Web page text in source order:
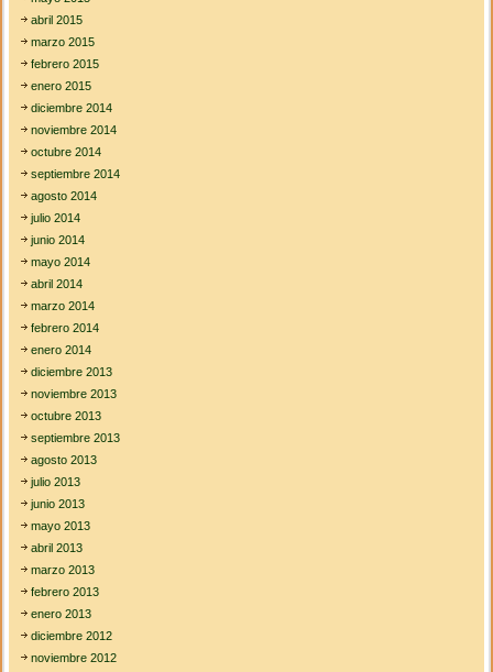
abril 2015
marzo 2015
febrero 2015
enero 2015
diciembre 2014
noviembre 2014
octubre 2014
septiembre 2014
agosto 2014
julio 2014
junio 2014
mayo 2014
abril 2014
marzo 2014
febrero 2014
enero 2014
diciembre 2013
noviembre 2013
octubre 2013
septiembre 2013
agosto 2013
julio 2013
junio 2013
mayo 2013
abril 2013
marzo 2013
febrero 2013
enero 2013
diciembre 2012
noviembre 2012